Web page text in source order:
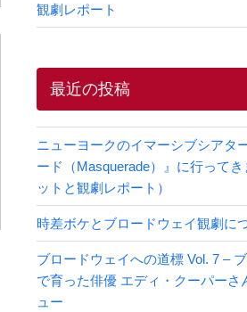
観劇レポート
最近の投稿
ニューヨークのイマーシブシアタ
ード（Masquerade）』に行って
ットと観劇レポート）
時差ボケとブロードウェイ観劇に
ブロードウェイへの道標 Vol. 7 –
で育った俳優 エディ・クーパーさ
ュー